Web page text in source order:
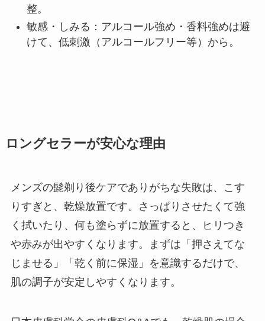
整。
敏感・しみる：アルコール強め・香料強めは避
けて、低刺激（アルコールフリー等）から。
ロングセラーが安心な理由
メンズの髭剃り後ケアでありがちな失敗は、こす
りすぎと、乾燥放置です。さっぱりさせたくて強
く拭いたり、何も塗らずに放置すると、ヒリつき
や赤みが出やすくなります。まずは「押さえてな
じませる」「乾く前に保湿」を意識するだけで、
肌の調子が安定しやすくなります。